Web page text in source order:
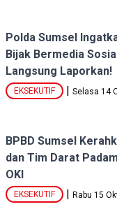
Polda Sumsel
Bijak Bermedia
Langsung Laporkan!
EKSEKUTIF | Selasa 14
BPBD Sumsel
dan Tim Darat
OKI
EKSEKUTIF | Rabu 15